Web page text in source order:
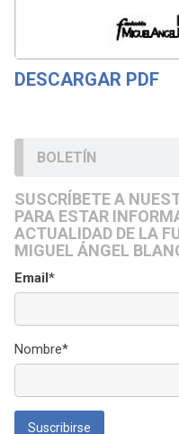
DESCARGAR PDF
BOLETÍN
SUSCRÍBETE A
PARA ESTAR
ACTUALIDAD DE LA
MIGUEL ÁNGEL
Email*
Nombre*